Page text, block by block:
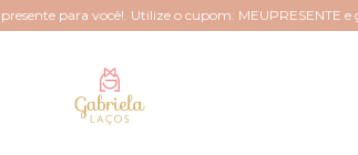
para você!. Utilize o cupom: MEUPRESENTE e